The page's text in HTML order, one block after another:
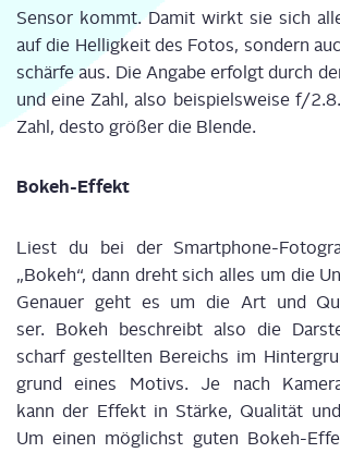
Sen­sor kommt. Damit wirkt sie sich
auf die Hel­lig­keit des Fotos, son­dern
schär­fe aus. Die Anga­be erfolgt durch
und eine Zahl, also bei­spiels­wei­se f/
Zahl, des­to grö­ßer die Blen­de.
Bokeh-Effekt
Liest du bei der Smart­phone-
„Bokeh“, dann dreht sich alles um die
Genau­er geht es um die Art und
ser. Bokeh beschreibt also die
scharf gestell­ten Bereichs im
grund eines Motivs. Je nach
kannder Effekt in Stär­ke, Qua­li­tät
Um einen mög­lichst guten Bokeh-